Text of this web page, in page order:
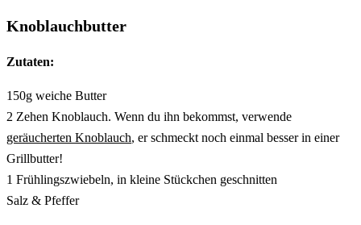
Knoblauchbutter
Zutaten:
150g weiche Butter
2 Zehen Knoblauch. Wenn du ihn bekommst, verwende
geräucherten Knoblauch, er schmeckt noch einmal besser in einer
Grillbutter!
1 Frühlingszwiebeln, in kleine Stückchen geschnitten
Salz & Pfeffer